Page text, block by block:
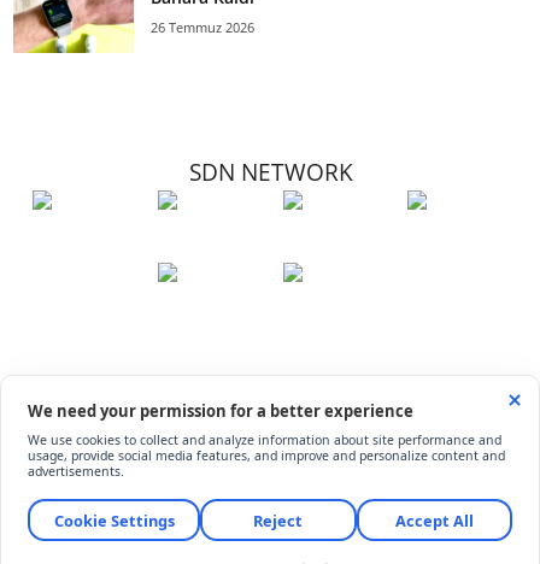
26 Temmuz 2026
SDN NETWORK
© ShiftDelete.Net